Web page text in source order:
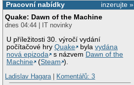
inzerujte »
Pracovní nabídky
Quake: Dawn of the Machine
dnes 04:44 | IT novinky
U příležitosti 30. výročí vydání
počítačové hryQuake bylavydána
nová epizoda
s názvem Dawn of the
Machine
(Steam ).
Ladislav Hagara| Komentářů: 3